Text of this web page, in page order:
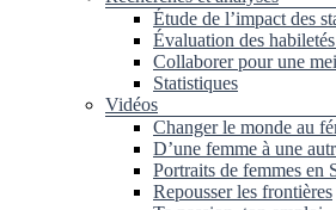
Étude de l’impact des
Évaluation des
Collaborer pour une
Statistiques
Vidéos
Changer le monde au
D’une femme à une
Portraits de femmes en
Repousser les frontières